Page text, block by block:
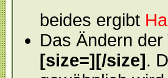
beides ergibt
Das Ändern
[size=][/size].